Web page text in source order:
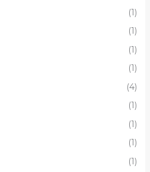
(1)
(1)
(1)
(1)
(4)
(1)
(1)
(1)
(1)